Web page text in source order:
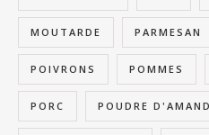
MOUTARDE PARMESAN
POIVRONS POMMES
PORC POUDRE